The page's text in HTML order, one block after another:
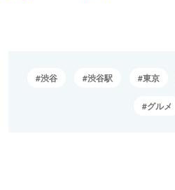
渋谷 渋谷駅 東京
グルメ